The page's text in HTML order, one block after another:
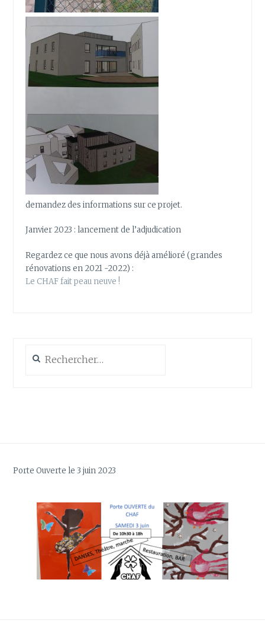
demandez des informations sur ce projet.
Janvier 2023 : lancement de l’adjudication
Regardez ce que nous avons déjà amélioré (grandes
rénovations en 2021 -2022) :
Le CHAF fait peau neuve !
Porte Ouverte le 3 juin 2023